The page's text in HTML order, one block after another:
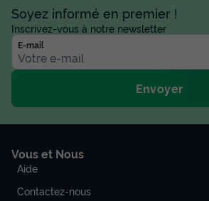
Soyez informé en premier !
Inscrivez-vous à notre newsletter
E-mail
Envoyer
Vous et Nous
Aide
Contactez-nous